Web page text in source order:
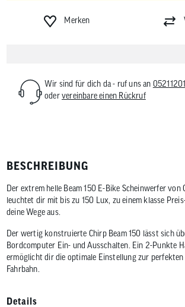
Merken
Wir sind für dich da - ruf uns an
odervereinbare einen Rückruf
BESCHREIBUNG
Der extrem helle Beam 150 E-Bike Scheinwerfer von
leuchtet dir mit bis zu 150 Lux, zu einem klasse
deine Wege aus.
Der wertig konstruierte Chirp Beam 150 lässt sich
Bordcomputer Ein- und Ausschalten. Ein 2-Punkte
ermöglicht dir die optimale Einstellung zur
Fahrbahn.
Details